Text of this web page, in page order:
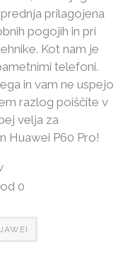
prilagojena
pogojih in pri
Kot nam je
telefoni.
in vam ne uspejo
razlog poiščite v
velja za
Huawei P60 Pro!
od 0